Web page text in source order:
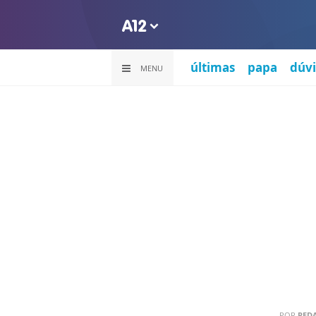
MENU últimas papa